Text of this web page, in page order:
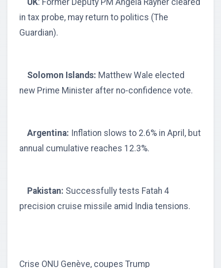
UK: Former Deputy PM Angela Rayner cleared
in tax probe, may return to politics (The
Guardian).
Solomon Islands: Matthew Wale elected
new Prime Minister after no-confidence vote.
Argentina: Inflation slows to 2.6% in April, but
annual cumulative reaches 12.3%.
Pakistan: Successfully tests Fatah 4
precision cruise missile amid India tensions.
Crise ONU Genève, coupes Trump